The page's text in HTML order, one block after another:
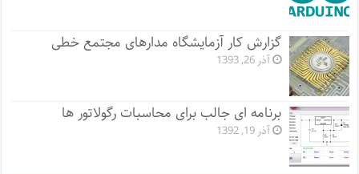
گزارش کار آزمایشگاه مدارهای مجتمع خطی
آذر 26, 1393
برنامه ای جالب برای محاسبات رگولاتور ها
آذر 19, 1392